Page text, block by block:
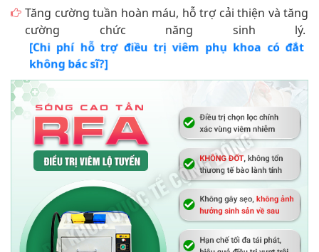
Tăng cường tuần hoàn máu, hỗ trợ cải thiện và tăng
cường chức năng sinh lý.
[Chi phí hỗ trợ điều trị viêm phụ khoa có đắt
không bác sĩ?]